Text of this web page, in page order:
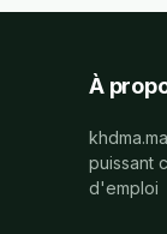
À
puissant
d'emploi